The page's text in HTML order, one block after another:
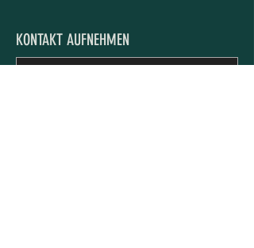
KONTAKT AUFNEHMEN